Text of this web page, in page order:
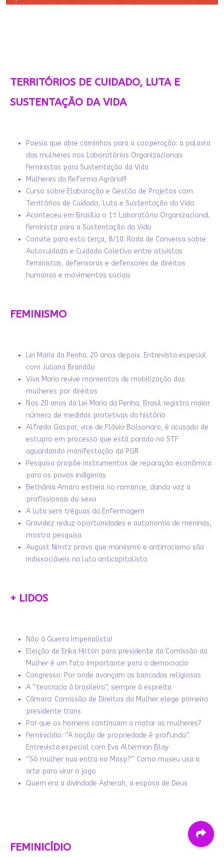
TERRITÓRIOS DE CUIDADO, LUTA E
SUSTENTAÇÃO DA VIDA
Poesia que abre caminhos para a cooperação: a palavra
das mulheres nos Laboratórios Organizacionais
Feministas para Sustentação da Vida
Mulheres da Reforma Agrária!!!
Curso sobre Elaboração e Gestão de Projetos com
Territórios de Cuidado, Luta e Sustentação da Vida
Aconteceu em Brasília o 1º Laboratório Organizacional
Feminista para a Sustentação da Vida
Convite para esta terça, 8/10: Roda de Conversa sobre
Autocuidado e Cuidado Coletivo entre ativistas
feministas, defensoras e defensores de direitos
humanos e movimentos sociais
FEMINISMO
Lei Maria da Penha. 20 anos depois. Entrevista especial
com Juliana Brandão
Viva Maria revive momentos de mobilização das
mulheres por direitos
Nos 20 anos da Lei Maria da Penha, Brasil registra maior
número de medidas protetivas da história
Alfredo Gaspar, vice de Flávio Bolsonaro, é acusado de
estupro em processo que está parado no STF
aguardando manifestação da PGR
Pesquisa propõe instrumentos de reparação econômica
para os povos indígenas
Bethânia Amaro estreia no romance, dando voz a
profissionais do sexo
A luta sem tréguas da Enfermagem
Gravidez reduz oportunidades e autonomia de meninas,
mostra pesquisa
August Nimtz prova que marxismo e antirracismo são
indissociáveis na luta anticapitalista
+ LIDOS
Não à Guerra Imperialista!
Eleição de Erika Hilton para presidente da Comissão da
Mulher é um fato importante para a democracia
Congresso: Por onde avançam as bancadas religiosas
A “teocracia à brasileira”, sempre à espreita
Câmara: Comissão de Direitos da Mulher elege primeira
presidente trans
Por que os homens continuam a matar as mulheres?
Feminicídio: “A noção de propriedade é profunda”.
Entrevista especial com Eva Alterman Blay
“Só mulher nua entra no Masp?” Como museu usa a
arte para virar o jogo
Quem era a divindade Asherah, a esposa de Deus
FEMINICÍDIO